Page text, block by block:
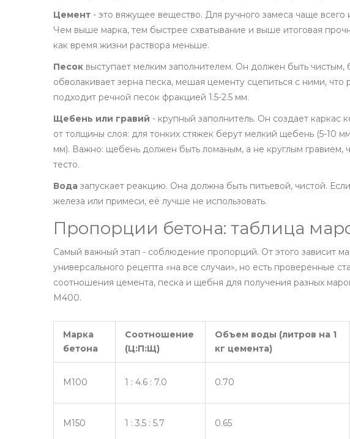
Цемент - это вяжущее вещество. Для ручного замеса чаще
Чем выше марка, тем быстрее схватывание и выше итоговая
как время жизни раствора меньше.
Песок выступает мелким заполнителем. Он должен быть чистым,
обволакивает зерна песка, мешая цементу сцепиться с ними,
подходит речной песок фракцией 1.5-2.5 мм.
Щебень или гравий - крупный заполнитель. Он создает каркас
от толщины слоя: для тонких стяжек берут мелкий щебень (5-10
мм). Важно: щебень должен быть ломаным, а не круглым гравием,
тесто.
Вода запускает реакцию. Она должна быть питьевой, чистой.
железа или примеси, её лучше не использовать.
Пропорции бетона: таблица
Самый важный этап - соблюдение пропорций. От этого зависит
универсального рецепта «на все случаи», но есть проверенные
соотношения цемента, песка и щебня для получения разных
М400.
Марка
бетона
Соотношение
(Ц:П:Щ)
Объем воды (литров на 1
кг цемента)
M100 1 : 4.6 : 7.0 0.70
M150 1 : 3.5 : 5.7 0.65